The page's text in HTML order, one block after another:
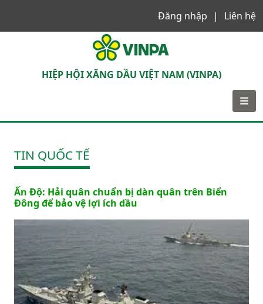
Đăng nhập
Liên hệ
HIỆP HỘI XĂNG DẦU VIỆT NAM (VINPA)
TIN QUỐC TẾ
Ấn Độ: Hải quân chuẩn bị dàn quân trên Biển
Đông để bảo vệ lợi ích dầu